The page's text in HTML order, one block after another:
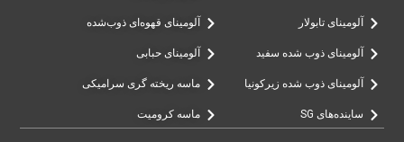
آلومینای تابولار
آلومینای ذوب شده سفید
آلومینای ذوب شده زیرکونیا
ساینده‌های SG
آلومینای قهوه‌ای ذوب‌شده
آلومینای حبابی
ماسه ریخته گری سرامیکی
ماسه کرومیت